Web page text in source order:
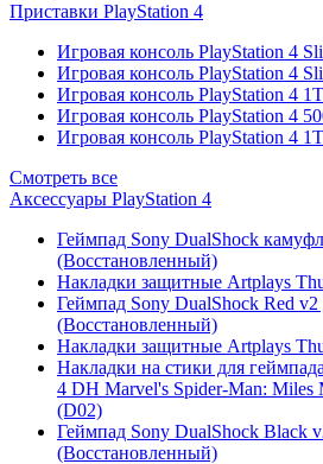
Приставки PlayStation 4
Игровая консоль PlayStation 4
Игровая консоль PlayStation 4
Игровая консоль PlayStation 4
Игровая консоль PlayStation 4
Игровая консоль PlayStation 4
Смотреть все
Аксессуары PlayStation 4
Геймпад Sony DualShock
(Восстановленный)
Накладки защитные Artplays
Геймпад Sony DualShock Red
(Восстановленный)
Накладки защитные Artplays
Накладки на стики для
4 DH Marvel's Spider-Man: Miles
(D02)
Геймпад Sony DualShock Black
(Восстановленный)